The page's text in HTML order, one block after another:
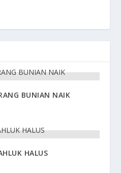
BUNIAN NAIK
HALUS